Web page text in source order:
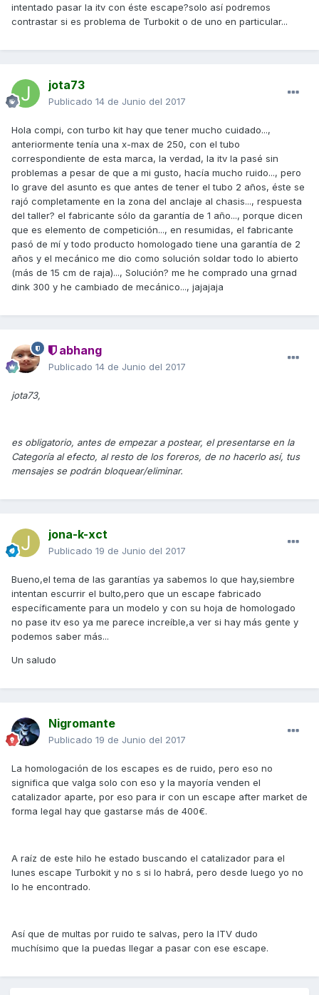
intentado pasar la itv con éste escape?solo así podremos
contrastar si es problema de Turbokit o de uno en particular...
jota73
Publicado 14 de Junio del 2017
Hola compi, con turbo kit hay que tener mucho cuidado...,
anteriormente tenía una x-max de 250, con el tubo
correspondiente de esta marca, la verdad, la itv la pasé sin
problemas a pesar de que a mi gusto, hacía mucho ruido..., pero
lo grave del asunto es que antes de tener el tubo 2 años, éste se
rajó completamente en la zona del anclaje al chasis..., respuesta
del taller? el fabricante sólo da garantía de 1 año..., porque dicen
que es elemento de competición..., en resumidas, el fabricante
pasó de mí y todo producto homologado tiene una garantía de 2
años y el mecánico me dio como solución soldar todo lo abierto
(más de 15 cm de raja)..., Solución? me he comprado una grnad
dink 300 y he cambiado de mecánico..., jajajaja
abhang
Publicado 14 de Junio del 2017
jota73,
es obligatorio, antes de empezar a postear, el presentarse en la
Categoría al efecto, al resto de los foreros, de no hacerlo así, tus
mensajes se podrán bloquear/eliminar.
jona-k-xct
Publicado 19 de Junio del 2017
Bueno,el tema de las garantías ya sabemos lo que hay,siembre
intentan escurrir el bulto,pero que un escape fabricado
específicamente para un modelo y con su hoja de homologado
no pase itv eso ya me parece increíble,a ver si hay más gente y
podemos saber más...
Un saludo
Nigromante
Publicado 19 de Junio del 2017
La homologación de los escapes es de ruido, pero eso no
significa que valga solo con eso y la mayoría venden el
catalizador aparte, por eso para ir con un escape after market de
forma legal hay que gastarse más de 400€.
A raíz de este hilo he estado buscando el catalizador para el
lunes escape Turbokit y no s si lo habrá, pero desde luego yo no
lo he encontrado.
Así que de multas por ruido te salvas, pero la ITV dudo
muchísimo que la puedas llegar a pasar con ese escape.